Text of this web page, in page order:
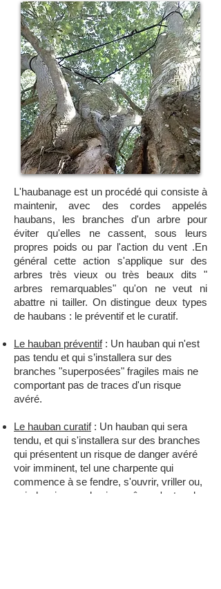
L'haubanage est un procédé qui consiste à
maintenir, avec des cordes appelés
haubans, les branches d'un arbre pour
éviter qu'elles ne cassent, sous leurs
propres poids ou par l'action du vent .En
général cette action s'applique sur des
arbres très vieux ou très beaux dits "
arbres remarquables" qu'on ne veut ni
abattre ni tailler. On distingue deux types
de haubans : le préventif et le curatif.
Le hauban préventif: Un hauban qui n'est
pas tendu et qui s’installera sur des
branches "superposées" fragiles mais ne
comportant pas de traces d'un risque
avéré.
Le hauban curatif: Un hauban qui sera
tendu, et qui s'installera sur des branches
qui présentent un risque de danger avéré
voir imminent, tel une charpente qui
commence à se fendre, s'ouvrir, vriller ou,
qui, depuis son plus jeune âge, s'est mal